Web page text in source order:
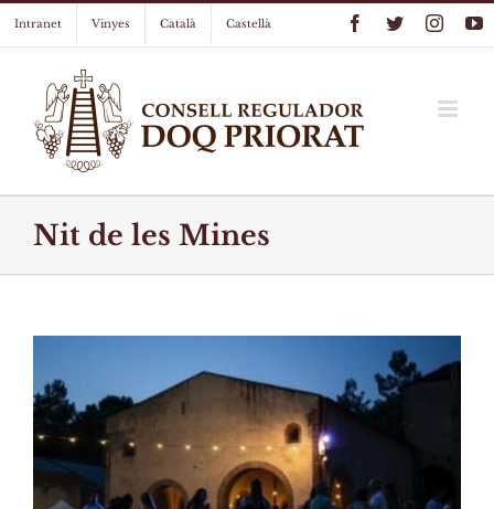
Intranet Vinyes Català Castellà Facebook
Twitter
Nit de les Mines